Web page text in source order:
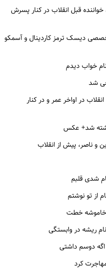
قبل انقلاب در کنار پسرش
دیسک ترمز کاردینال و آسمکو
خواب دیدم
شد
در اواخر عمر و در کنار
شد+ عکس
و ناصر، پیش از انقلاب
شدی قلبم
از تو نوشتم
خاموشه خطت
ریشه در وابستگی
اگه دوسم داشتی
کرد